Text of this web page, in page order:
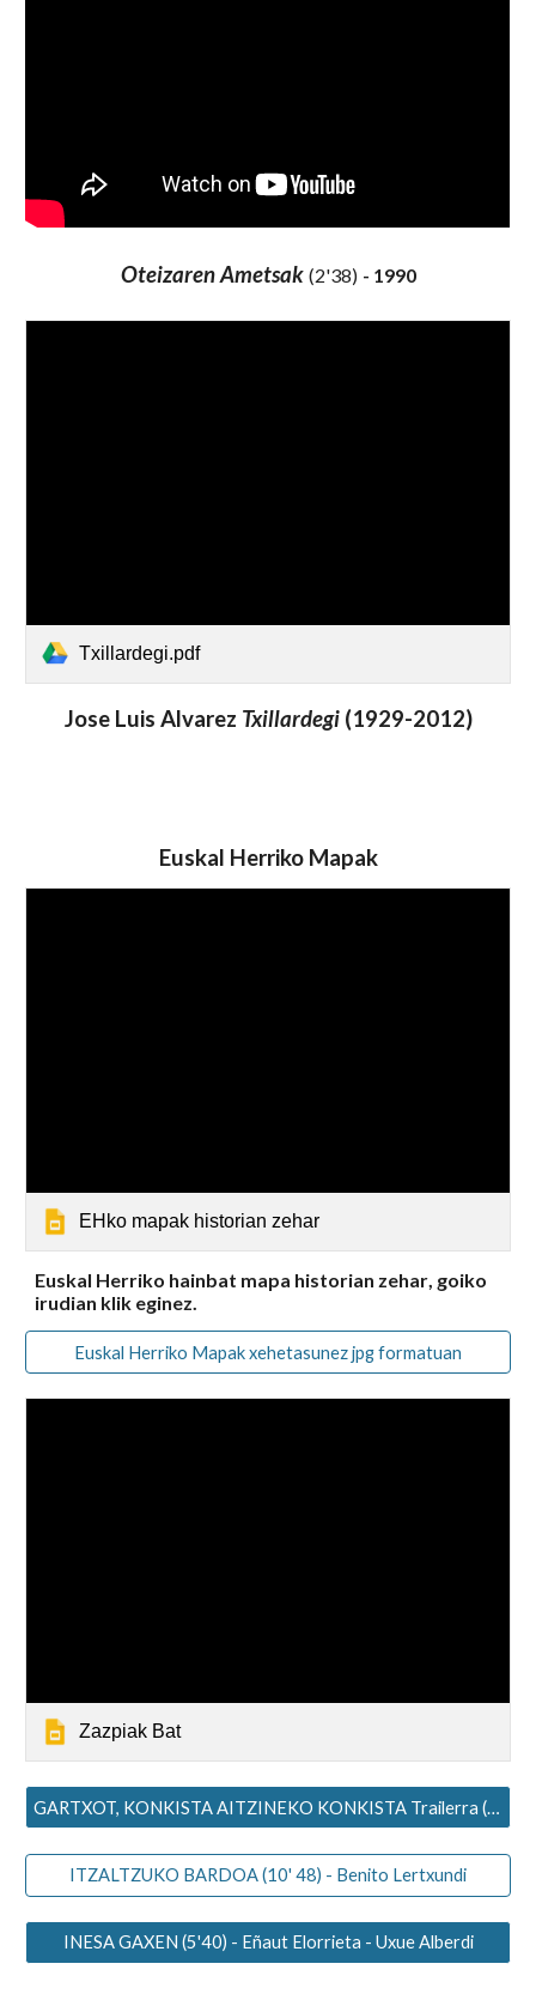
Oteizaren Ametsak (2'38) - 1990
Txillardegi.pdf
Jose Luis Alvarez Txillardegi (1929-2012)
Euskal Herriko Mapak
EHko mapak historian zehar
Euskal Herriko hainbat mapa historian zehar, goiko
irudian klik eginez.
Euskal Herriko Mapak xehetasunez jpg formatuan
Zazpiak Bat
GARTXOT, KONKISTA AITZINEKO KONKISTA Trailerra (2' 10) - Asisko Urmeneta
ITZALTZUKO BARDOA (10' 48) - Benito Lertxundi
INESA GAXEN (5'40) - Eñaut Elorrieta - Uxue Alberdi